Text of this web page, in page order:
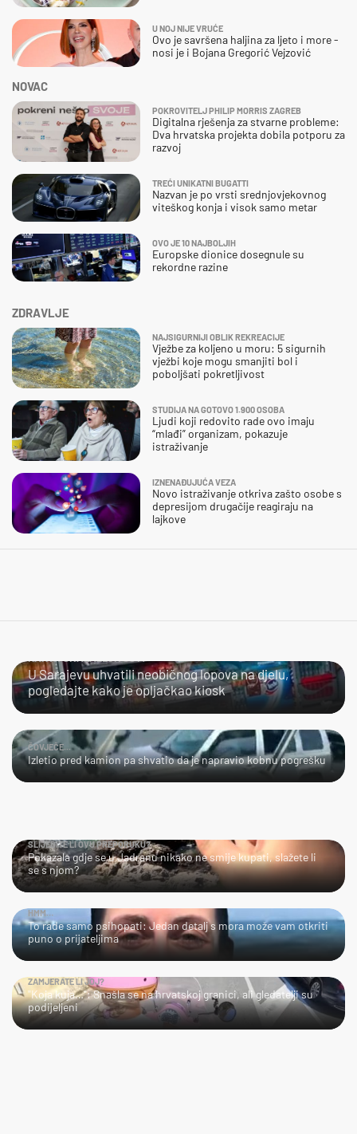
ZDRAVLJE
NAJSIGURNIJI OBLIK REKREACIJE
Vježbe za koljeno u moru: 5 sigurnih
vježbi koje mogu smanjiti bol i
poboljšati pokretljivost
STUDIJA NA GOTOVO 1.900 OSOBA
Ljudi koji redovito rade ovo imaju
“mlađi” organizam, pokazuje
istraživanje
IZNENAĐUJUĆA VEZA
Novo istraživanje otkriva zašto osobe s
depresijom drugačije reagiraju na
lajkove
NOVAC
POKROVITELJ PHILIP MORRIS ZAGREB
Digitalna rješenja za stvarne probleme:
Dva hrvatska projekta dobila potporu za
razvoj
TREĆI UNIKATNI BUGATTI
Nazvan je po vrsti srednjovjekovnog
viteškog konja i visok samo metar
OVO JE 10 NAJBOLJIH
Europske dionice dosegnule su
rekordne razine
U NOJ NIJE VRUĆE
Ovo je savršena haljina za ljeto i more -
nosi je i Bojana Gregorić Vejzović
U Sarajevu uhvatili neobičnog lopova na djelu,
pogledajte kako je opljačkao kiosk
ČOVJEČE...
Izletio pred kamion pa shvatio da je napravio kobnu pogrešku
SLIJEDITE LI OVU PREPORUKU?
Pokazala gdje se u Jadranu nikako ne smije kupati, slažete li
se s njom?
HMM…
To rade samo psihopati: Jedan detalj s mora može vam otkriti
puno o prijateljima
ZAMJERATE LI JOJ?
"Koja kuja…": Snašla se na hrvatskoj granici, ali gledatelji su
podijeljeni